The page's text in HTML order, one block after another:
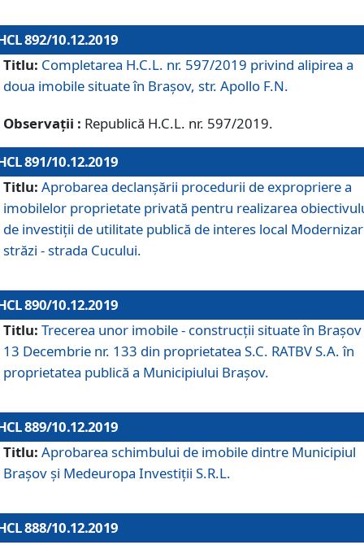
892/10.12.2019
Titlu: Completarea H.C.L. nr. 597/2019 privind alipirea a
doua imobile situate în Brașov, str. Apollo F.N.
Observații : Republică H.C.L. nr. 597/2019.
891/10.12.2019
Titlu: Aprobarea declanșării procedurii de expropriere a
imobilelor proprietate privată pentru realizarea
de investiții de utilitate publică de interes local
străzi - strada Cucului.
890/10.12.2019
Titlu: Trecerea unor imobile - construcții situate în Brașov
13 Decembrie nr. 133 din proprietatea S.C. RATBV S.A. în
proprietatea publică a Municipiului Brașov.
889/10.12.2019
Titlu: Aprobarea schimbului de imobile dintre Municipiul
Brașov și Medeuropa Investiții S.R.L.
888/10.12.2019